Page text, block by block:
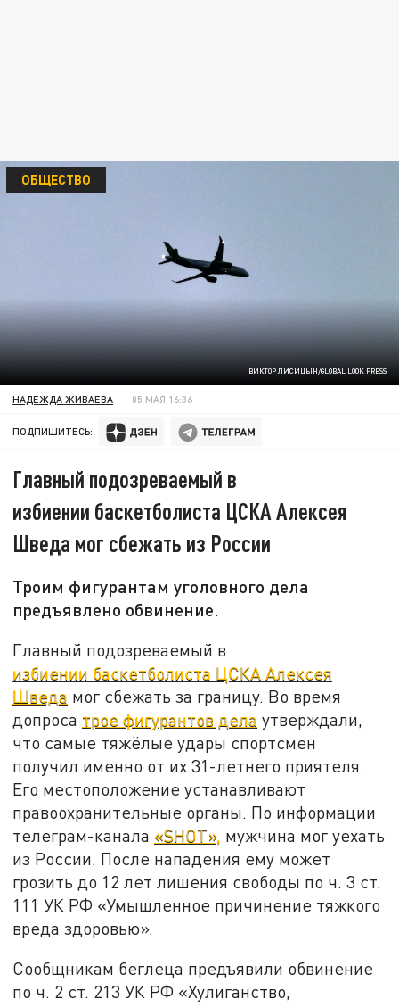
ВИКТОР ЛИСИЦЫН/GLOBAL LOOK PRESS
ОБЩЕСТВО
НАДЕЖДА ЖИВАЕВА 05 МАЯ 16:36
ПОДПИШИТЕСЬ:
Главный подозреваемый в
избиении баскетболиста ЦСКА Алексея
Шведа мог сбежать из России
Троим фигурантам уголовного дела
предъявлено обвинение.
Главный подозреваемый в
избиении баскетболиста ЦСКА Алексея
Шведа мог сбежать за границу. Во время
допроса трое фигурантов дела утверждали,
что самые тяжёлые удары спортсмен
получил именно от их 31-летнего приятеля.
Его местоположение устанавливают
правоохранительные органы. По информации
телеграм-канала «SHOT», мужчина мог уехать
из России. После нападения ему может
грозить до 12 лет лишения свободы по ч. 3 ст.
111 УК РФ «Умышленное причинение тяжкого
вреда здоровью».
Сообщникам беглеца предъявили обвинение
по ч. 2 ст. 213 УК РФ «Хулиганство,